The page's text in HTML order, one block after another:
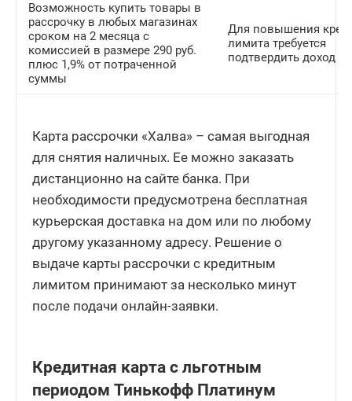
Возможность купить товары в
рассрочку в любых магазинах
сроком на 2 месяца с
комиссией в размере 290 руб.
плюс 1,9% от потраченной
суммы
Для повышения
лимита требуется
подтвердить доход
Карта рассрочки «Халва» – самая выгодная
для снятия наличных. Ее можно заказать
дистанционно на сайте банка. При
необходимости предусмотрена бесплатная
курьерская доставка на дом или по любому
другому указанному адресу. Решение о
выдаче карты рассрочки с кредитным
лимитом принимают за несколько минут
после подачи онлайн-заявки.
Кредитная карта с льготным
периодом Тинькофф Платинум